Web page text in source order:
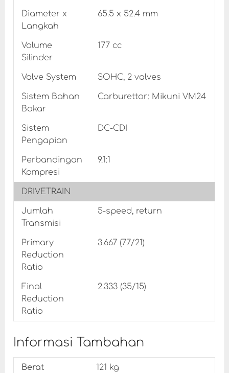
Diameter x
Langkah
65.5 x 52.4 mm
Volume
Silinder
177 cc
Valve System SOHC, 2 valves
Sistem Bahan
Bakar
Carburettor: Mikuni VM24
Sistem
Pengapian
DC-CDI
Perbandingan
Kompresi
9.1:1
DRIVETRAIN
Jumlah
Transmisi
5-speed, return
Primary
Reduction
Ratio
3.667 (77/21)
Final
Reduction
Ratio
2.333 (35/15)
Informasi Tambahan
Berat 121 kg